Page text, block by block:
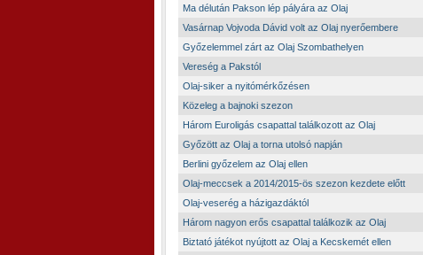
Ma délután Pakson lép pályára az Olaj
Vasárnap Vojvoda Dávid volt az Olaj nyerőembere
Győzelemmel zárt az Olaj Szombathelyen
Vereség a Pakstól
Olaj-siker a nyitómérkőzésen
Közeleg a bajnoki szezon
Három Euroligás csapattal találkozott az Olaj
Győzött az Olaj a torna utolsó napján
Berlini győzelem az Olaj ellen
Olaj-meccsek a 2014/2015-ös szezon kezdete előtt
Olaj-veserég a házigazdáktól
Három nagyon erős csapattal találkozik az Olaj
Biztató játékot nyújtott az Olaj a Kecskemét ellen